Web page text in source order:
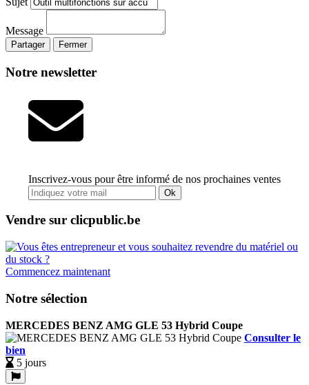
Message
Partager Fermer
Notre newsletter
Inscrivez-vous pour être informé de nos prochaines ventes
Ok
Vendre sur clicpublic.be
Commencez maintenant
Notre sélection
MERCEDES BENZ AMG GLE 53 Hybrid Coupe
Consulter le
bien
5 jours